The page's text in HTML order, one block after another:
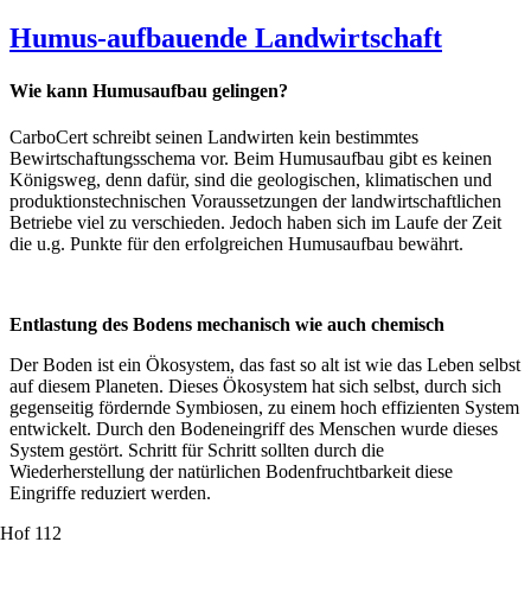
Humus-aufbauende Landwirtschaft
Wie kann Humusaufbau gelingen?
CarboCert schreibt seinen Landwirten kein bestimmtes
Bewirtschaftungsschema vor. Beim Humusaufbau gibt es keinen
Königsweg, denn dafür, sind die geologischen, klimatischen und
produktionstechnischen Voraussetzungen der landwirtschaftlichen
Betriebe viel zu verschieden. Jedoch haben sich im Laufe der Zeit
die u.g. Punkte für den erfolgreichen Humusaufbau bewährt.
Entlastung des Bodens mechanisch wie auch chemisch
Der Boden ist ein Ökosystem, das fast so alt ist wie das Leben selbst
auf diesem Planeten. Dieses Ökosystem hat sich selbst, durch sich
gegenseitig fördernde Symbiosen, zu einem hoch effizienten System
entwickelt. Durch den Bodeneingriff des Menschen wurde dieses
System gestört. Schritt für Schritt sollten durch die
Wiederherstellung der natürlichen Bodenfruchtbarkeit diese
Eingriffe reduziert werden.